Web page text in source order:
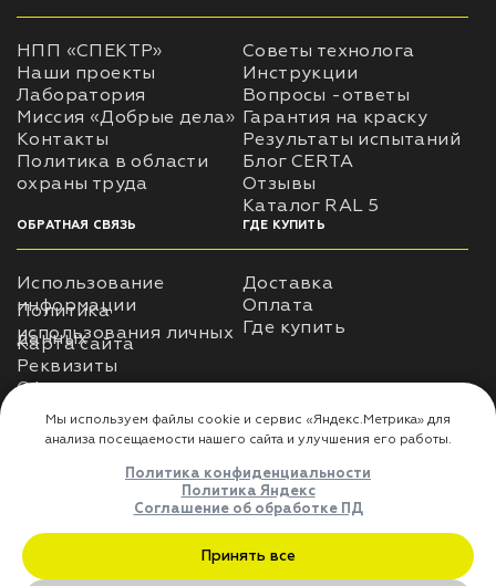
по
и эмали
НПП «СПЕКТР»
Наши проекты
Лаборатория
Миссия «Добрые дела»
Контакты
Политика в области
Советы технолога
Инструкции
Вопросы -ответы
Гарантия на краску
Результаты испытаний
Блог CERTA
Отзывы
Каталог RAL 5
ОБРАТНАЯ СВЯЗЬ
Использование
Политика
данных
Карта сайта
Реквизиты
Оферта
ГДЕ КУПИТЬ
Доставка
Оплата
Где купить
Преимущества
сотрудничества
Мы используем файлы cookie и сервис «Яндекс.Метрика»
анализа посещаемости нашего сайта и улучшения его